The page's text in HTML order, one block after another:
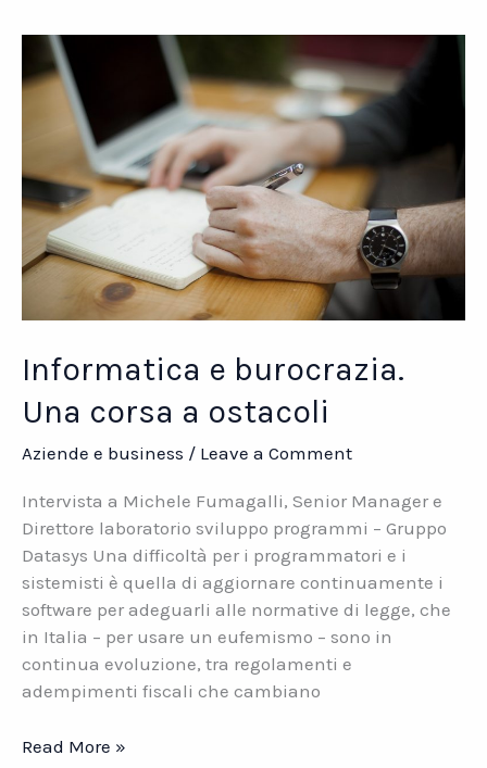
scopi
di
rivoluzione
Informatica e burocrazia.
Una corsa a ostacoli
Aziende e business / Leave a Comment
Intervista a Michele Fumagalli, Senior Manager e
Direttore laboratorio sviluppo programmi – Gruppo
Datasys Una difficoltà per i programmatori e i
sistemisti è quella di aggiornare continuamente i
software per adeguarli alle normative di legge, che
in Italia – per usare un eufemismo – sono in
continua evoluzione, tra regolamenti e
adempimenti fiscali che cambiano
Informatica
Read More »